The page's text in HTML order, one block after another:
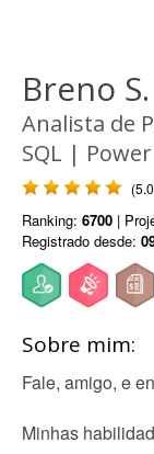
Breno S.
Analista de
SQL |
Ranking: 6700 |
Registrado desde:
Sobre mim:
Fale, amigo, e
Minhas